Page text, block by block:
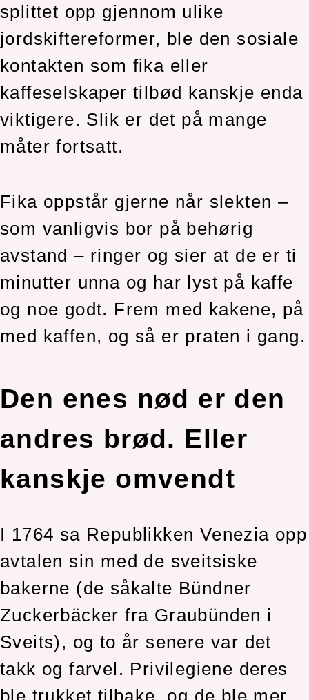
splittet opp gjennom ulike
jordskiftereformer, ble den sosiale
kontakten som fika eller
kaffeselskaper tilbød kanskje enda
viktigere. Slik er det på mange
måter fortsatt.
Fika oppstår gjerne når slekten –
som vanligvis bor på behørig
avstand – ringer og sier at de er ti
minutter unna og har lyst på kaffe
og noe godt. Frem med kakene, på
med kaffen, og så er praten i gang.
Den enes nød er den
andres brød. Eller
kanskje omvendt
I 1764 sa Republikken Venezia opp
avtalen sin med de sveitsiske
bakerne (de såkalte Bündner
Zuckerbäcker fra Graubünden i
Sveits), og to år senere var det
takk og farvel. Privilegiene deres